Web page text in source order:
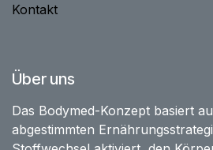
Kontakt
Über uns
Das Bodymed-Konzept basiert
abgestimmten